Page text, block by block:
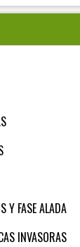
Y FASE ALADA
INVASORAS